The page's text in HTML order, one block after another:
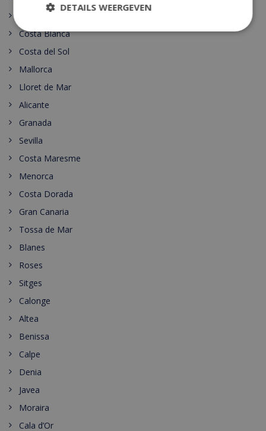
Costa Blanca
Costa del Sol
Mallorca
Lloret de Mar
Alicante
Granada
Sevilla
Costa Maresme
Menorca
Costa Dorada
Gran Canaria
Tossa de Mar
Blanes
Roses
Sitges
Calonge
Altea
Benissa
Calpe
Denia
Javea
Moraira
Cala d’Or
DETAILS WEERGEVEN